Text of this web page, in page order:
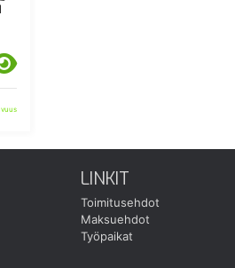
LINKIT
Toimitusehdot
Maksuehdot
Työpaikat